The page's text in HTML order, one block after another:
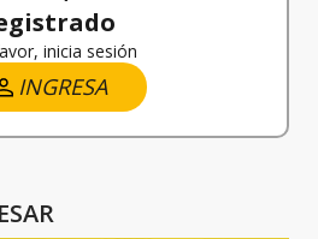
inicia sesión
INGRESA